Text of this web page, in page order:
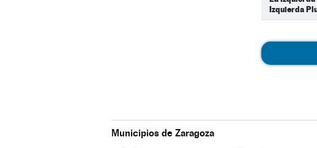
Izquierda
Municipios de Zaragoza